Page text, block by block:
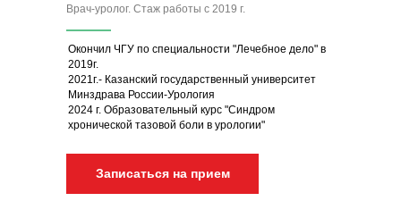
Записаться на прием
Окончил ЧГУ по специальности "Лечебное дело" в
2019г.
2021г.- Казанский государственный университет
Минздрава России-Урология
2024 г. Образовательный курс "Синдром
хронической тазовой боли в урологии"
Врач-уролог. Стаж работы с 2019 г.